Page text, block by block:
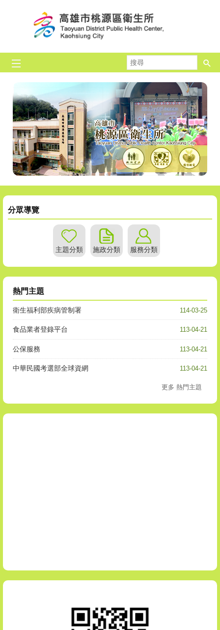
尋
分眾導覽
主題分類 施政分類 服務分類
熱門主題
114-03-25
衛生福利部疾病管制署
113-04-21
食品業者登錄平台
113-04-21
公保服務
113-04-21
中華民國考選部全球資網
更多 熱門主題